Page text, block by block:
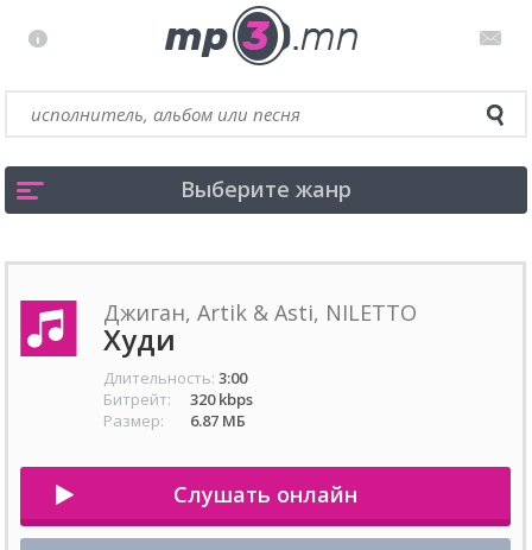
Выберите жанр
Джиган, Artik & Asti, NILETTO
Худи
Длительность: 3:00
Битрейт:
320 kbps
Размер:
6.87 МБ
Слушать онлайн